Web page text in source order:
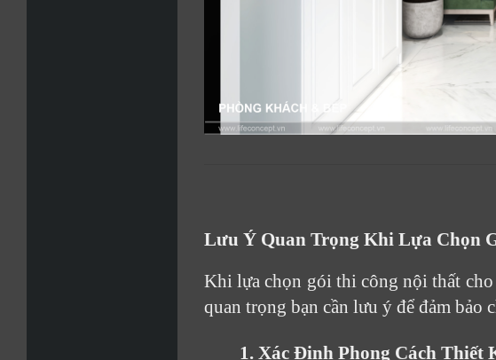
Lưu Ý Quan Trọng Khi Lựa Chọn
Khi lựa chọn gói thi công nội thất
quan trọng bạn cần lưu ý để đảm bảo
1. Xác Định Phong Cách Thiết
Chúng